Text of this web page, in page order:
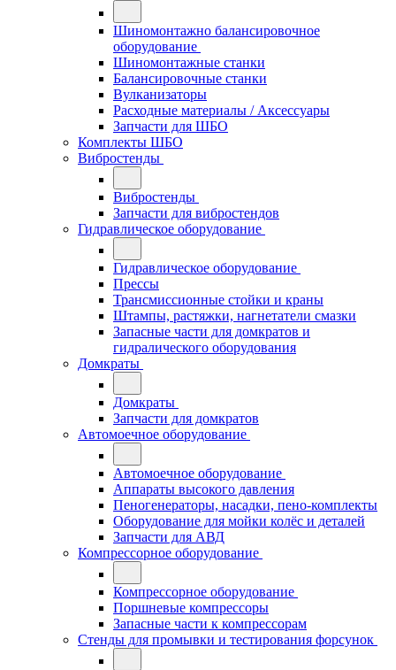
Шиномонтажно балансировочное
оборудование
Шиномонтажные станки
Балансировочные станки
Вулканизаторы
Расходные материалы / Аксессуары
Запчасти для ШБО
Комплекты ШБО
Вибростенды
Вибростенды
Запчасти для вибростендов
Гидравлическое оборудование
Гидравлическое оборудование
Прессы
Трансмиссионные стойки и краны
Штампы, растяжки, нагнетатели смазки
Запасные части для домкратов и
гидралического оборудования
Домкраты
Домкраты
Запчасти для домкратов
Автомоечное оборудование
Автомоечное оборудование
Аппараты высокого давления
Пеногенераторы, насадки, пено-комплекты
Оборудование для мойки колёс и деталей
Запчасти для АВД
Компрессорное оборудование
Компрессорное оборудование
Поршневые компрессоры
Запасные части к компрессорам
Стенды для промывки и тестирования форсунок